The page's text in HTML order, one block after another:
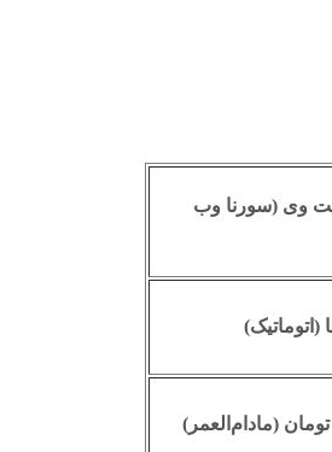
وی (سورنا وب
(اتوماتیک)